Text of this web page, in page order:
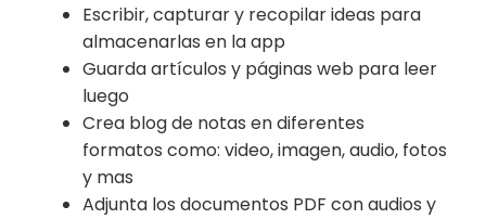
Escribir, capturar y recopilar ideas para
almacenarlas en la app
Guarda artículos y páginas web para leer
luego
Crea blog de notas en diferentes
formatos como: video, imagen, audio, fotos
y mas
Adjunta los documentos PDF con audios y